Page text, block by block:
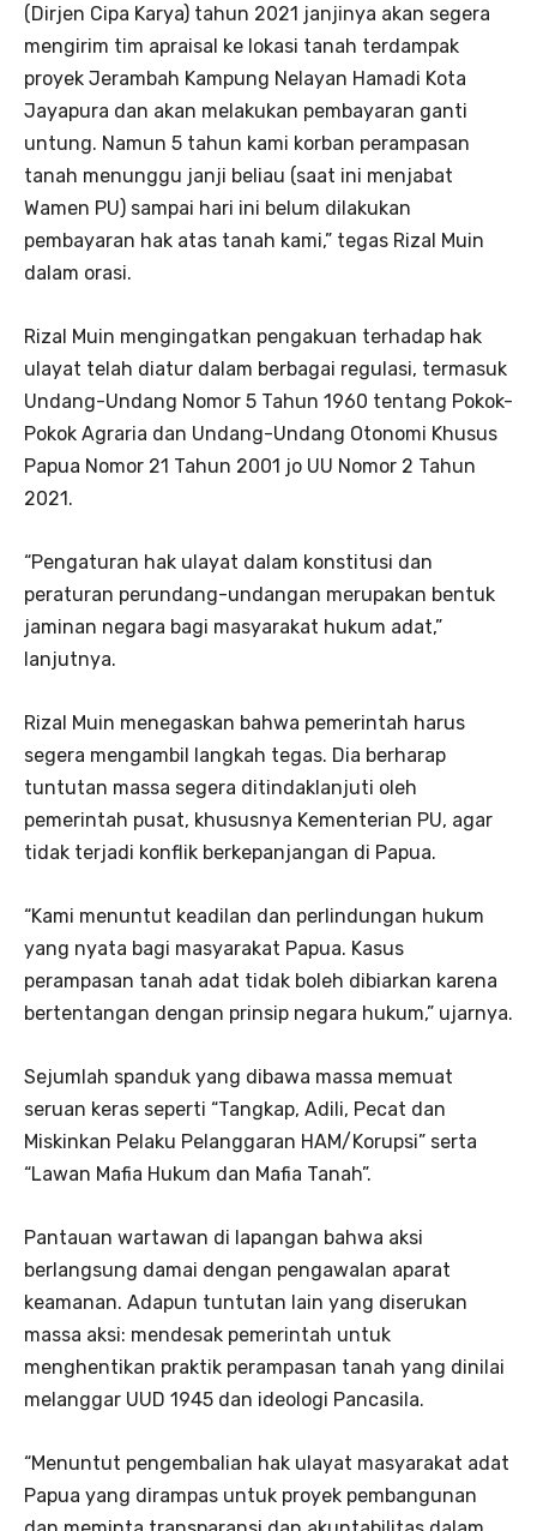
(Dirjen Cipa Karya) tahun 2021 janjinya akan segera
mengirim tim apraisal ke lokasi tanah terdampak
proyek Jerambah Kampung Nelayan Hamadi Kota
Jayapura dan akan melakukan pembayaran ganti
untung. Namun 5 tahun kami korban perampasan
tanah menunggu janji beliau (saat ini menjabat
Wamen PU) sampai hari ini belum dilakukan
pembayaran hak atas tanah kami,” tegas Rizal Muin
dalam orasi.
Rizal Muin mengingatkan pengakuan terhadap hak
ulayat telah diatur dalam berbagai regulasi, termasuk
Undang-Undang Nomor 5 Tahun 1960 tentang Pokok-
Pokok Agraria dan Undang-Undang Otonomi Khusus
Papua Nomor 21 Tahun 2001 jo UU Nomor 2 Tahun
2021.
“Pengaturan hak ulayat dalam konstitusi dan
peraturan perundang-undangan merupakan bentuk
jaminan negara bagi masyarakat hukum adat,”
lanjutnya.
Rizal Muin menegaskan bahwa pemerintah harus
segera mengambil langkah tegas. Dia berharap
tuntutan massa segera ditindaklanjuti oleh
pemerintah pusat, khususnya Kementerian PU, agar
tidak terjadi konflik berkepanjangan di Papua.
“Kami menuntut keadilan dan perlindungan hukum
yang nyata bagi masyarakat Papua. Kasus
perampasan tanah adat tidak boleh dibiarkan karena
bertentangan dengan prinsip negara hukum,” ujarnya.
Sejumlah spanduk yang dibawa massa memuat
seruan keras seperti “Tangkap, Adili, Pecat dan
Miskinkan Pelaku Pelanggaran HAM/Korupsi” serta
“Lawan Mafia Hukum dan Mafia Tanah”.
Pantauan wartawan di lapangan bahwa aksi
berlangsung damai dengan pengawalan aparat
keamanan. Adapun tuntutan lain yang diserukan
massa aksi: mendesak pemerintah untuk
menghentikan praktik perampasan tanah yang dinilai
melanggar UUD 1945 dan ideologi Pancasila.
“Menuntut pengembalian hak ulayat masyarakat adat
Papua yang dirampas untuk proyek pembangunan